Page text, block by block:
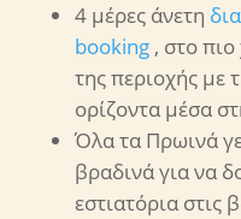
4 μέρες άνετη
booking, στο πιο
της περιοχής με
ορίζοντα μέσα
Όλα τα Πρωινά
βραδινά για να
εστιατόρια στις